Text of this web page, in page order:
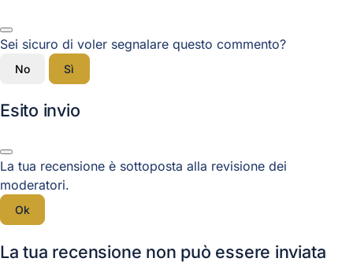
Sei sicuro di voler segnalare questo commento?
No Sì
Esito invio
La tua recensione è sottoposta alla revisione dei
moderatori.
Ok
La tua recensione non può essere inviata